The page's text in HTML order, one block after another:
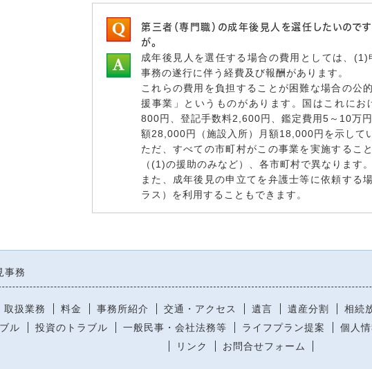
第三者（専門職）の成年後見人を選任したいので
が。
成年後見人を選任する場合の費用としては、
事務の遂行に伴う経費及び報酬があります。
これらの費用を負担することが困難な場合の公
援事業」というものがあります。国はこれに
800円、登記手数料2,600円、鑑定費用5～10万
額28,000円（施設入所）月額18,000円を示して
ただ、すべての市町村がこの事業を実施するこ
（(1)の援助のみなど）、各市町村で異なります。
また、成年後見の申立てを弁護士等に依頼する
ラス）を利用することもできます。
事務
取扱業務 料金 事務所紹介 交通・アクセス 遺言 遺産分割 相続
ル
投資のトラブル 一般民事・会社法務等 ライフプラン提案 個人
リンク
お問合せフォーム